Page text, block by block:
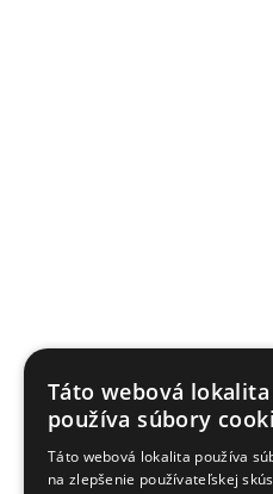
Táto webová lokalita
používa súbory
Táto webová lokalita používa
na zlepšenie používateľskej